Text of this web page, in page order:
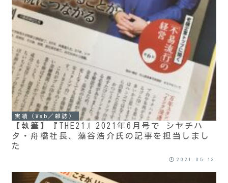
実績（Web／雑誌）
【執筆】『THE21』2021年6月号で シヤチハ
タ・舟橋社長、藻谷浩介氏の記事を担当しまし
た
2021.05.13